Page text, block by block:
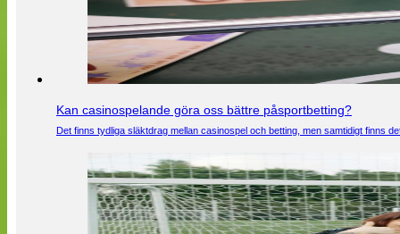
Kan casinospelande göra oss bättre påsportbetting?
Det finns tydliga släktdrag mellan casinospel och betting, men samtidigt finns